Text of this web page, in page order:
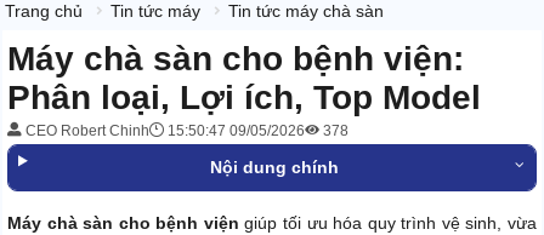
Trang chủ Tin tức máy Tin tức máy chà sàn
Máy chà sàn cho bệnh viện:
Phân loại, Lợi ích, Top Model
CEO Robert Chinh 15:50:47 09/05/2026 378
Nội dung chính
Máy chà sàn cho bệnh viện giúp tối ưu hóa quy trình vệ sinh, vừa